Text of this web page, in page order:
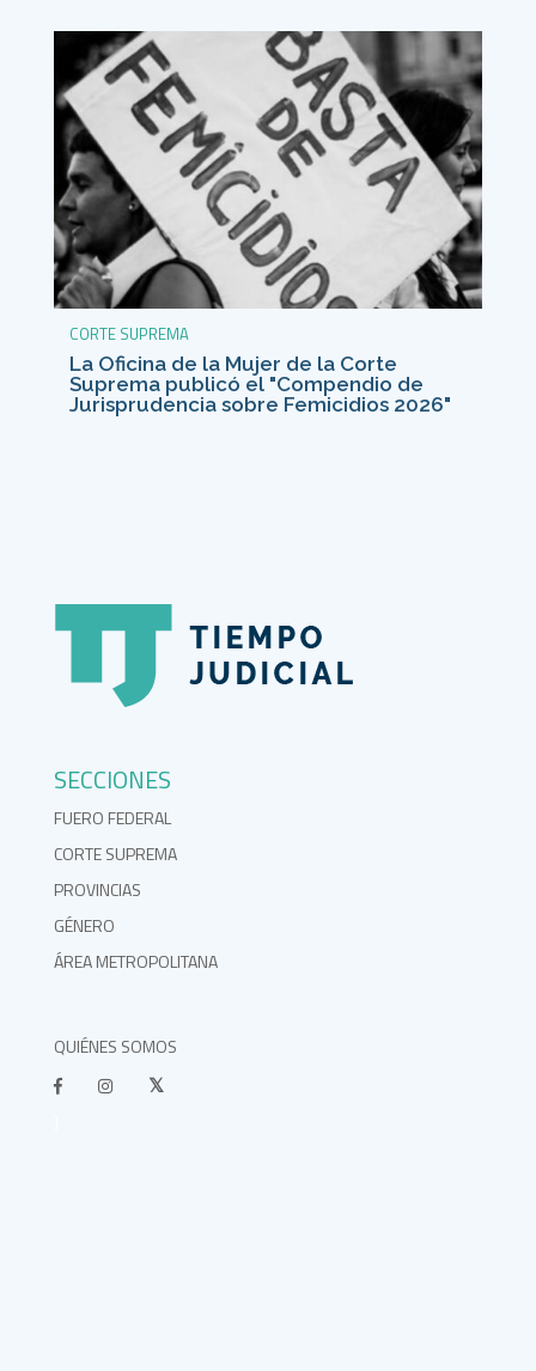
CORTE SUPREMA
La Oficina de la Mujer de la Corte
Suprema publicó el "Compendio de
Jurisprudencia sobre Femicidios 2026"
SECCIONES
FUERO FEDERAL
CORTE SUPREMA
PROVINCIAS
GÉNERO
ÁREA METROPOLITANA
QUIÉNES SOMOS